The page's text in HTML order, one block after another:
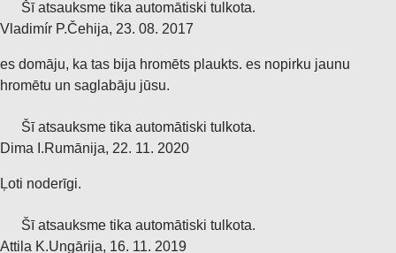
Šī atsauksme tika automātiski tulkota.
Vladimír P.Čehija, 23. 08. 2017
es domāju, ka tas bija hromēts plaukts. es nopirku jaunu
hromētu un saglabāju jūsu.
Šī atsauksme tika automātiski tulkota.
Dima I.Rumānija, 22. 11. 2020
Ļoti noderīgi.
Šī atsauksme tika automātiski tulkota.
Attila K.Ungārija, 16. 11. 2019